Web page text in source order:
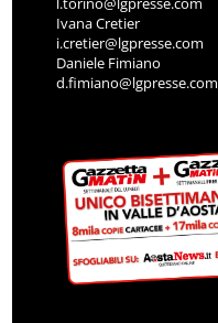
Ivana Cretier
i.cretier@lgpresse.com
Daniele Fimiano
d.fimiano@lgpresse.com